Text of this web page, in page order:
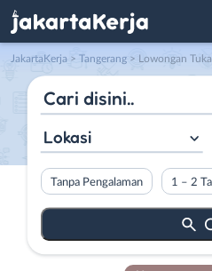
JakartaKerja > Tangerang > Lowongan Tukang Pola –
Lokasi
Tanpa Pengalaman 1 – 2